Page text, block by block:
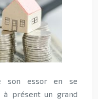
présent un grand